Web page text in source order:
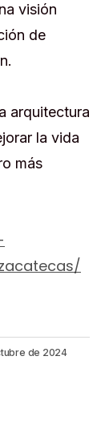
visión
de
arquitectura
la vida
más
de 2024